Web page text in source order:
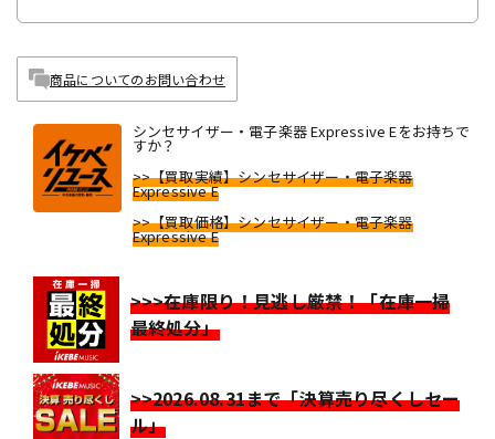
商品についてのお問い合わせ
シンセサイザー・電子楽器 Expressive Eをお持ちで
すか？
>>【買取実績】シンセサイザー・電子楽器
Expressive E
>>【買取価格】シンセサイザー・電子楽器
Expressive E
>>>在庫限り！見逃し厳禁！「在庫一掃
最終処分」
>>2026.08.31まで「決算売り尽くしセー
ル」